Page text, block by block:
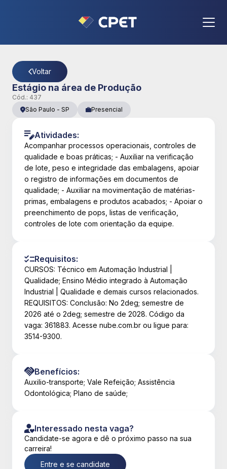
Voltar
Estágio na área de Produção
Cód.: 437
São Paulo - SP Presencial
Atividades:
Acompanhar processos operacionais, controles de
qualidade e boas práticas; - Auxiliar na verificação
de lote, peso e integridade das embalagens, apoiar
o registro de informações em documentos de
qualidade; - Auxiliar na movimentação de matérias-
primas, embalagens e produtos acabados; - Apoiar o
preenchimento de pops, listas de verificação,
controles de lote com orientação da equipe.
Requisitos:
CURSOS: Técnico em Automação Industrial |
Qualidade; Ensino Médio integrado à Automação
Industrial | Qualidade e demais cursos relacionados.
REQUISITOS: Conclusão: No 2deg; semestre de
2026 até o 2deg; semestre de 2028. Código da
vaga: 361883. Acesse nube.com.br ou ligue para:
3514-9300.
Benefícios:
Auxilio-transporte; Vale Refeição; Assistência
Odontológica; Plano de saúde;
Interessado nesta vaga?
Candidate-se agora e dê o próximo passo na sua
carreira!
Entre e se candidate